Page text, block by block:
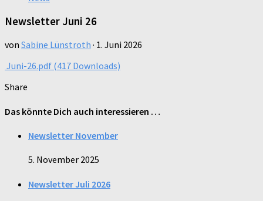
Newsletter Juni 26
von Sabine Lünstroth · 1. Juni 2026
Juni-26.pdf (417 Downloads)
Share
Das könnte Dich auch interessieren …
Newsletter November
5. November 2025
Newsletter Juli 2026